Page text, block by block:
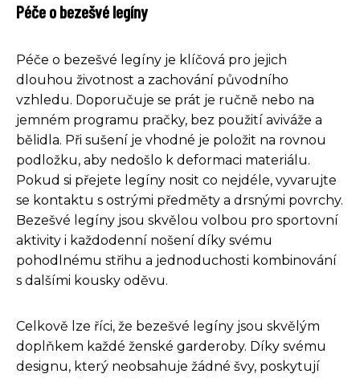
Péče o bezešvé legíny
Péče o bezešvé legíny je klíčová pro jejich
dlouhou životnost a zachování původního
vzhledu. Doporučuje se prát je ručně nebo na
jemném programu pračky, bez použití aviváže a
bělidla. Při sušení je vhodné je položit na rovnou
podložku, aby nedošlo k deformaci materiálu.
Pokud si přejete legíny nosit co nejdéle, vyvarujte
se kontaktu s ostrými předměty a drsnými povrchy.
Bezešvé legíny jsou skvělou volbou pro sportovní
aktivity i každodenní nošení díky svému
pohodlnému střihu a jednoduchosti kombinování
s dalšími kousky oděvu.
Celkově lze říci, že bezešvé legíny jsou skvělým
doplňkem každé ženské garderoby. Díky svému
designu, který neobsahuje žádné švy, poskytují